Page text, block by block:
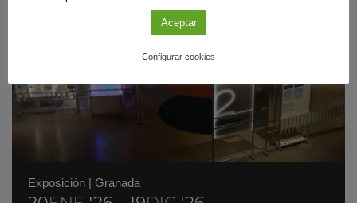
Exposición | Granada
Aceptar
Configurar cookies